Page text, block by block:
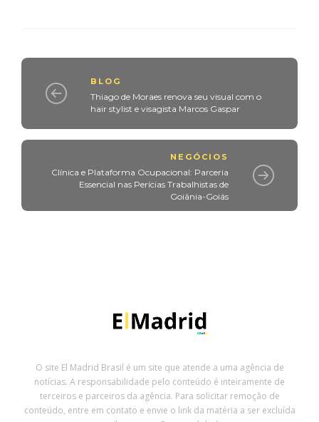
BLOG
Thiago de Moraes renova seu visual com o
hair stylist e visagista Marcos Gaspar
NEGÓCIOS
Clínica e Plataforma Ocupacional: Parceria
Essencial nas Perícias Trabalhistas de
Goiânia-Goiás
O site El Madrid Brasil é um site que atende a uma agência de
notícias. A responsabilidade pelo conteúdo é inteiramente de
terceiros e parceiros da agência. Para solicitar remoção de
conteúdo, entre em contato e envie o link da matéria a ser excluída